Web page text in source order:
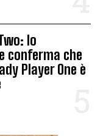
lo
conferma che
Player One è